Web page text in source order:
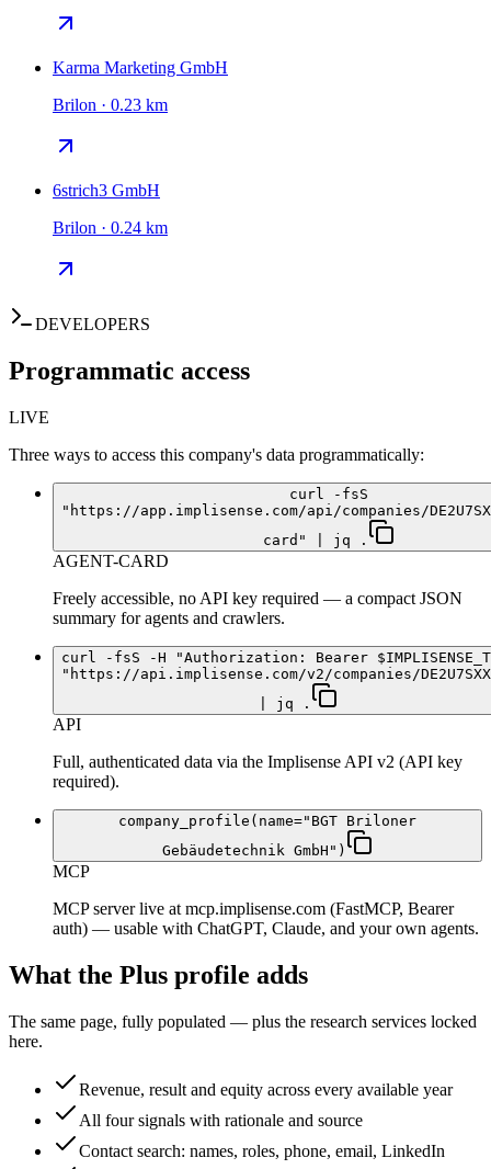
Karma Marketing GmbH
Brilon · 0.23 km
6strich3 GmbH
Brilon · 0.24 km
DEVELOPERS
Programmatic access
LIVE
Three ways to access this company's data programmatically:
curl -fsS
"https://app.implisense.com/api/companies/
card" | jq .
AGENT-CARD
Freely accessible, no API key required — a compact JSON
summary for agents and crawlers.
curl -fsS -H "Authorization: Bearer
"https://api.implisense.com/v2/companies/
| jq .
API
Full, authenticated data via the Implisense API v2 (API key
required).
company_profile(name="BGT Briloner
Gebäudetechnik GmbH")
MCP
MCP server live at mcp.implisense.com (FastMCP, Bearer
auth) — usable with ChatGPT, Claude, and your own agents.
What the Plus profile adds
The same page, fully populated — plus the research services locked
here.
Revenue, result and equity across every available year
All four signals with rationale and source
Contact search: names, roles, phone, email, LinkedIn